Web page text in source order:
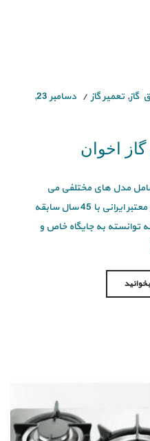
گاز, تعمیر گاز
دسامبر 23,
اخوان
مدل های مختلفی می
شود زیرا این برند شناخته شده و معتبر ایرانی با 45 سال سابقه
توانسته به جایگاه خاص و